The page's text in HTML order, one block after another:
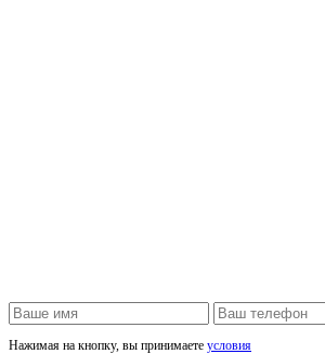
Нажимая на кнопку, вы принимаете условия